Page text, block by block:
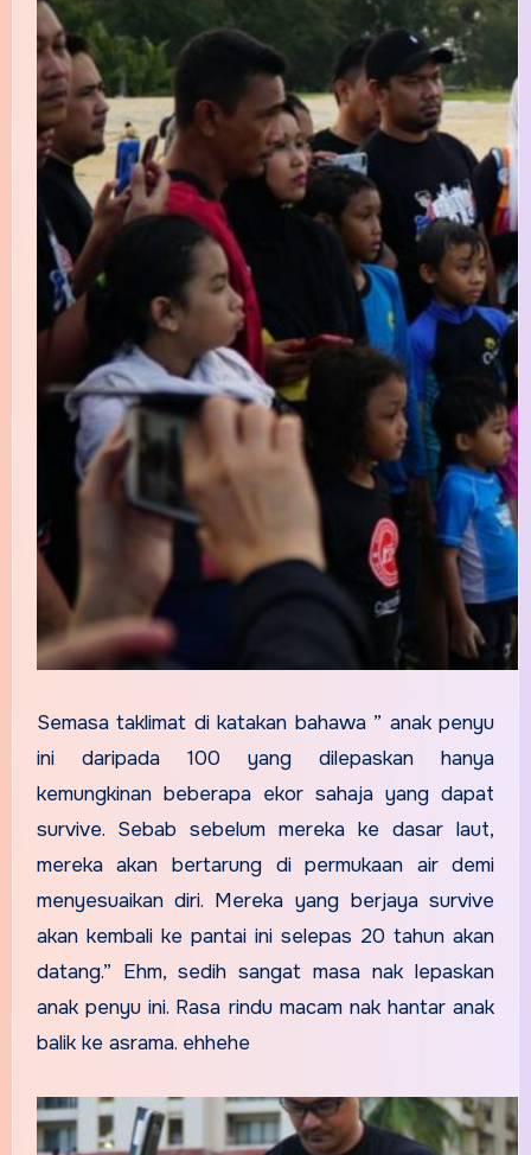
Semasa taklimat di katakan bahawa ” anak penyu
ini daripada 100 yang dilepaskan hanya
kemungkinan beberapa ekor sahaja yang dapat
survive. Sebab sebelum mereka ke dasar laut,
mereka akan bertarung di permukaan air demi
menyesuaikan diri. Mereka yang berjaya survive
akan kembali ke pantai ini selepas 20 tahun akan
datang.” Ehm, sedih sangat masa nak lepaskan
anak penyu ini. Rasa rindu macam nak hantar anak
balik ke asrama. ehhehe